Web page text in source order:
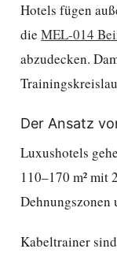
Hotels fügen
dieMEL-014
abzudecken.
Der Ansatz
Luxushotels
110–170 m² mit
Dehnungszonen
Kabeltrainer